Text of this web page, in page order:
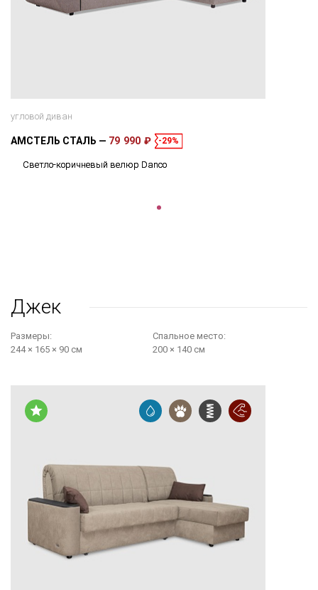
угловой диван
АМСТЕЛЬ СТАЛЬ 79 990 ₽ -29%
Светло-коричневый велюр Danco
Джек
Размеры:
244 × 165 × 90 см
Cпальное место:
200 × 140 см